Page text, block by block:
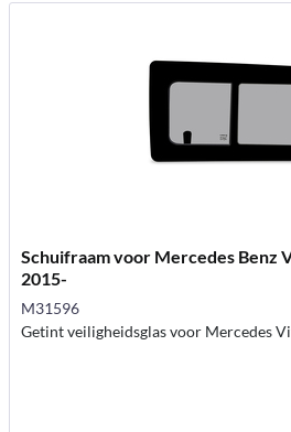
Schuifraam voor Mercedes Benz
2015-
M31596
Getint veiligheidsglas voor Mercedes